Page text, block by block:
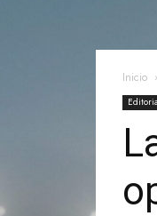
Inicio